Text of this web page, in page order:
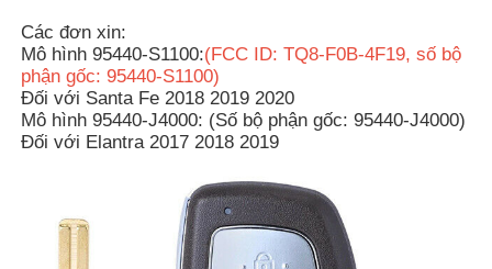
Nhà
Video
Các đơn xin:
Mô hình 95440-S1100:(FCC ID: TQ8-F0B-4F19, số bộ
phận gốc: 95440-S1100)
Đối với Santa Fe 2018 2019 2020
Mô hình 95440-J4000: (Số bộ phận gốc: 95440-J4000)
Đối với Elantra 2017 2018 2019